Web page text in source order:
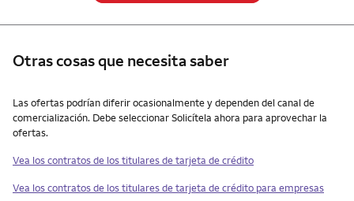
Otras cosas que necesita saber
Otras cosas que necesita saber
Las ofertas podrían diferir ocasionalmente y dependen del canal de
comercialización. Debe seleccionar Solicítela ahora para aprovechar la
ofertas.
Vea los contratos de los titulares de tarjeta de crédito
Vea los contratos de los titulares de tarjeta de crédito para empresas